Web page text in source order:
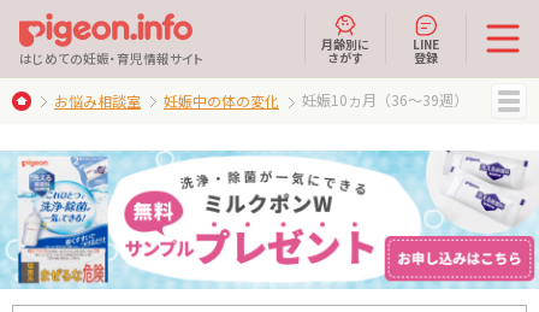
はじめての妊娠・育児情報サイト
月齢別に
さがす
LINE
登録
お悩み相談室 妊娠中の体の変化 妊娠10ヵ月（36～39週）